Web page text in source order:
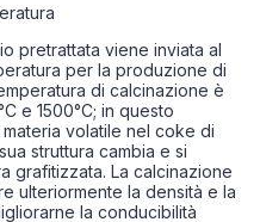
pretrattata viene inviata al
per la produzione di
di calcinazione è
e 1500°C; in questo
volatile nel coke di
struttura cambia e si
grafitizzata. La calcinazione
ulteriormente la densità e la
la conducibilità